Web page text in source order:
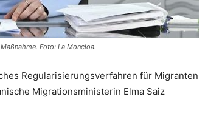
Foto: La Moncloa.
Regularisierungsverfahren für Migranten
Migrationsministerin Elma Saiz